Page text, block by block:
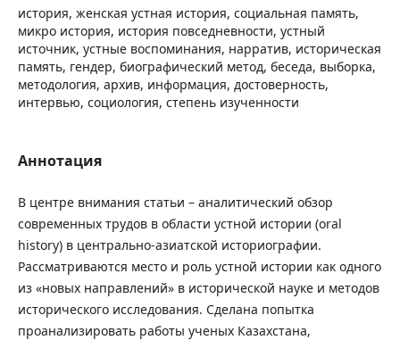
история, женская устная история, социальная память,
микро история, история повседневности, устный
источник, устные воспоминания, нарратив, историческая
память, гендер, биографический метод, беседа, выборка,
методология, архив, информация, достоверность,
интервью, социология, степень изученности
Аннотация
В центре внимания статьи – аналитический обзор
современных трудов в области устной истории (оral
history) в центрально-азиатской историографии.
Рассматриваются место и роль устной истории как одного
из «новых направлений» в исторической науке и методов
исторического исследования. Сделана попытка
проанализировать работы ученых Казахстана,